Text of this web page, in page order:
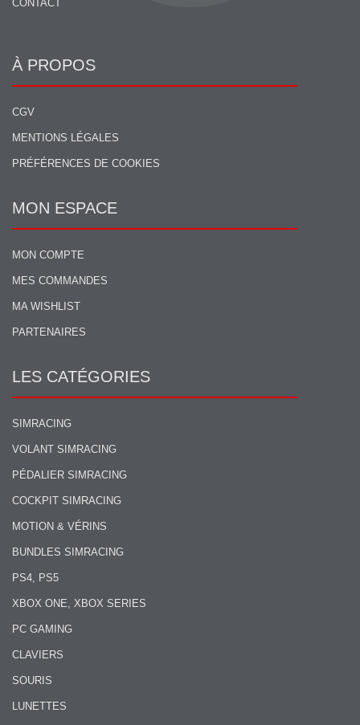
CONTACT
À PROPOS
CGV
MENTIONS LÉGALES
PRÉFÉRENCES DE COOKIES
MON ESPACE
MON COMPTE
MES COMMANDES
MA WISHLIST
PARTENAIRES
LES CATÉGORIES
SIMRACING
VOLANT SIMRACING
PÉDALIER SIMRACING
COCKPIT SIMRACING
MOTION & VÉRINS
BUNDLES SIMRACING
PS4, PS5
XBOX ONE, XBOX SERIES
PC GAMING
CLAVIERS
SOURIS
LUNETTES